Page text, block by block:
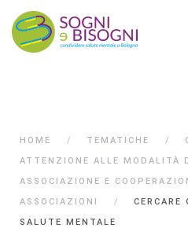
HOME TEMATICHE
ATTENZIONE ALLE MODALITÀ
ASSOCIAZIONE E
ASSOCIAZIONI
CERCARE
SALUTE MENTALE